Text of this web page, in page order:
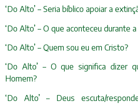
‘Do Alto’ – Seria bíblico apoiar a
‘Do Alto’ – O que aconteceu durante
‘Do Alto’ – Quem sou eu em Cristo?
‘Do Alto’ – O que significa dizer
Homem?
‘Do Alto’ – Deus escuta/